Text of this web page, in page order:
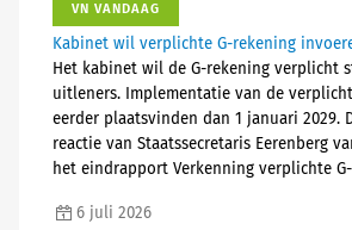
VN VANDAAG
Kabinet wil verplichte G-rekening
Het kabinet wil de G-rekening verplicht
uitleners. Implementatie van de
eerder plaatsvinden dan 1 januari 2029.
reactie van Staatssecretaris Eerenberg
het eindrapport Verkenning verplichte
6 juli 2026